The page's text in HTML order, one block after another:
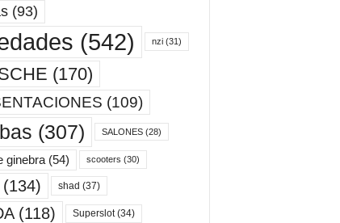
(93)
(542) nzi(31)
(170)
(109)
(307) SALONES(28)
ginebra(54) scooters (30)
shad (37)
(118) Superslot(34)